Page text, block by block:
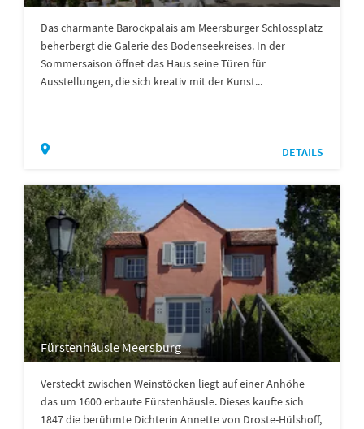
Das charmante Barockpalais am Meersburger Schlossplatz
beherbergt die Galerie des Bodenseekreises. In der
Sommersaison öffnet das Haus seine Türen für
Ausstellungen, die sich kreativ mit der Kunst...
DETAILS
Fürstenhäusle Meersburg
Versteckt zwischen Weinstöcken liegt auf einer Anhöhe
das um 1600 erbaute Fürstenhäusle. Dieses kaufte sich
1847 die berühmte Dichterin Annette von Droste-Hülshoff,